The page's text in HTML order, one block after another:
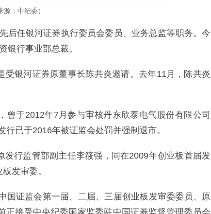
源：中纪委）
后任银河证券执行委员会委员、业务总监等职务。今
银行事业部总裁。
银河证券原董事长陈共炎邀请。去年11月，陈共炎
于2012年7月参与审核丹东欣泰电气股份有限公司
行已于2016年被证监会处罚并强制退市。
行监管部副主任李筱强，同在2009年创业板首届发
发审委。
国证监会第一届、二届、三届创业板发审委委员、原
接受中央纪委国家监委驻中国证券监督管理委员会